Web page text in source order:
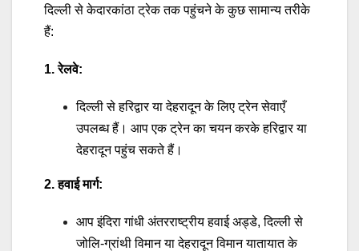
दिल्ली से केदारकांठा ट्रेक तक पहुंचने के कुछ सामान्य तरीके
हैं:
1. रेलवे:
दिल्ली से हरिद्वार या देहरादून के लिए ट्रेन सेवाएँ
उपलब्ध हैं। आप एक ट्रेन का चयन करके हरिद्वार या
देहरादून पहुंच सकते हैं।
2. हवाई मार्ग:
आप इंदिरा गांधी अंतरराष्ट्रीय हवाई अड्डे, दिल्ली से
जोलि-ग्रांथी विमान या देहरादून विमान यातायात के